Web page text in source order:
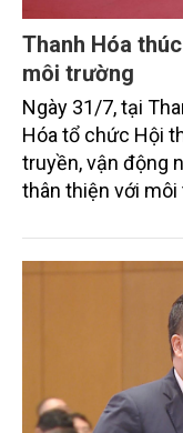
Thanh Hóa
môi trường
Ngày 31/7, tại
Hóa tổ chức Hội
truyền, vận động
thân thiện với
trình thu hút sự
từ các cơ quan
doanh nghiệp,
tiếp triển khai mô